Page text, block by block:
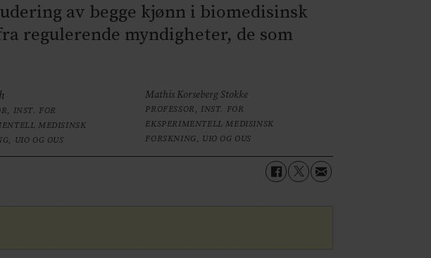
av begge kjønn i biomedisinsk
regulerende myndigheter, de som
INST. FOR
MEDISINSK
UIO OG OUS
Mathis Korseberg Stokke
PROFESSOR, INST. FOR
EKSPERIMENTELL MEDISINSK
FORSKNING, UIO OG OUS